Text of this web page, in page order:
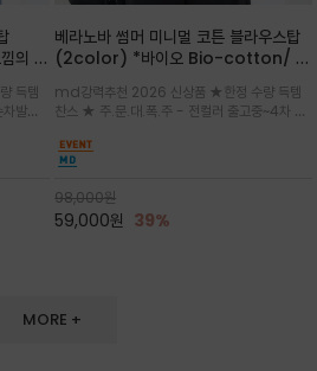
의 폴
만원
마
득템
발송
라운
내내
베라노바 썸머 미니멀 코튼 블라우스탑
(2color) *바이오 Bio-cotton/ 시
럼 편안하지만 블라우스처럼 단정한 무
드가 느껴지는 코튼 블라우스 탑
md강력추천 2026 신상품 ★한정 수량 득템
찬스 ★ 주.문.대.폭.주 - 전컬러 출고중~4차 리
볍게 퍼지는 박시한 실루엣과 크롭 기장이 하체
를 길어 보이게 해주며 와이드 팬츠와 셋업
98,000원
59,000원 39%
MORE +